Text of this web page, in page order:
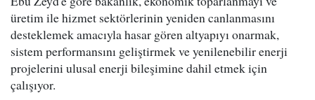
üretim ile hizmet sektörlerinin yeniden canlanmasını
desteklemek amacıyla hasar gören altyapıyı onarmak,
sistem performansını geliştirmek ve yenilenebilir enerji
projelerini ulusal enerji bileşimine dahil etmek için
çalışıyor.